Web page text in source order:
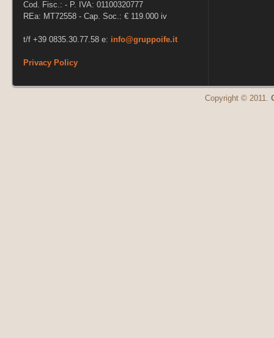
Cod. Fisc.: - P. IVA: 01100320777
REa: MT72558 - Cap. Soc.: € 119.000 iv
t/f +39 0835.30.77.58 e: info@gruppoife.it
Privacy Policy
Copyright © 2011.